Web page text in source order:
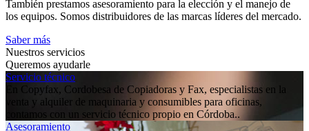
También prestamos asesoramiento para la elección y el manejo de
los equipos. Somos distribuidores de las marcas líderes del mercado.
Saber más
Nuestros servicios
Queremos ayudarle
Servicio técnico
En Copyfax, Cordobesa de Copiadoras y Fax, especialistas en la
venta y alquiler de maquinaria y consumibles para oficinas,
contamos con un servicio técnico propio en Córdoba..
Asesoramiento